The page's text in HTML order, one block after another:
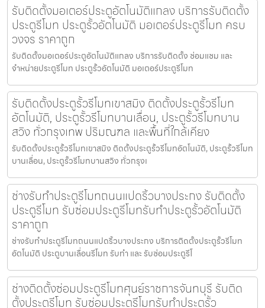
รับติดตั้งมอเตอร์ประตูอัตโนมัติแกลง บริการรับติดตั้ง
ประตูรีโมท ประตูรั้วอัตโนมัติ มอเตอร์ประตูรีโมท ครบ
วงจร ราคาถูก
รับติดตั้งมอเตอร์ประตูอัตโนมัติแกลง บริการรับติดตั้ง ซ่อมแซม และ
จำหน่ายประตูรีโมท ประตูรั้วอัตโนมัติ มอเตอร์ประตูรีโมท
รับติดตั้งประตูรั้วรีโมทเขาสมิง ติดตั้งประตูรั้วรีโมท
อัตโนมัติ, ประตูรั้วรีโมทบานเลื่อน, ประตูรั้วรีโมทบาน
สวิง ทั่วกรุงเทพ ปริมณฑล และพื้นที่ใกล้เคียง
รับติดตั้งประตูรั้วรีโมทเขาสมิง ติดตั้งประตูรั้วรีโมทอัตโนมัติ, ประตูรั้วรีโมท
บานเลื่อน, ประตูรั้วรีโมทบานสวิง ทั่วกรุงเ
ช่างรับทำประตูรีโมทถนนแปดริ้วบางประกง รับติดตั้ง
ประตูรีโมท รับซ่อมประตูรีโมทรับทำประตูรั้วอัตโนมัติ
ราคาถูก
ช่างรับทำประตูรีโมทถนนแปดริ้วบางประกง บริการติดตั้งประตูรั้วรีโมท
อัตโนมัติ ประตูบานเลื่อนรีโมท รับทำ และ รับซ่อมประตูรีโ
ช่างติดตั้งซ่อมประตูรีโมทศุนย์ราชการจันทบุรี รับติด
ตั้งประตูรีโมท รับซ่อมประตูรีโมทรับทำประตูรั้ว